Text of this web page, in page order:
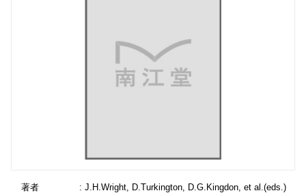
著者
: J.H.Wright, D.Turkington, D.G.Kingdon, et al.(eds.)